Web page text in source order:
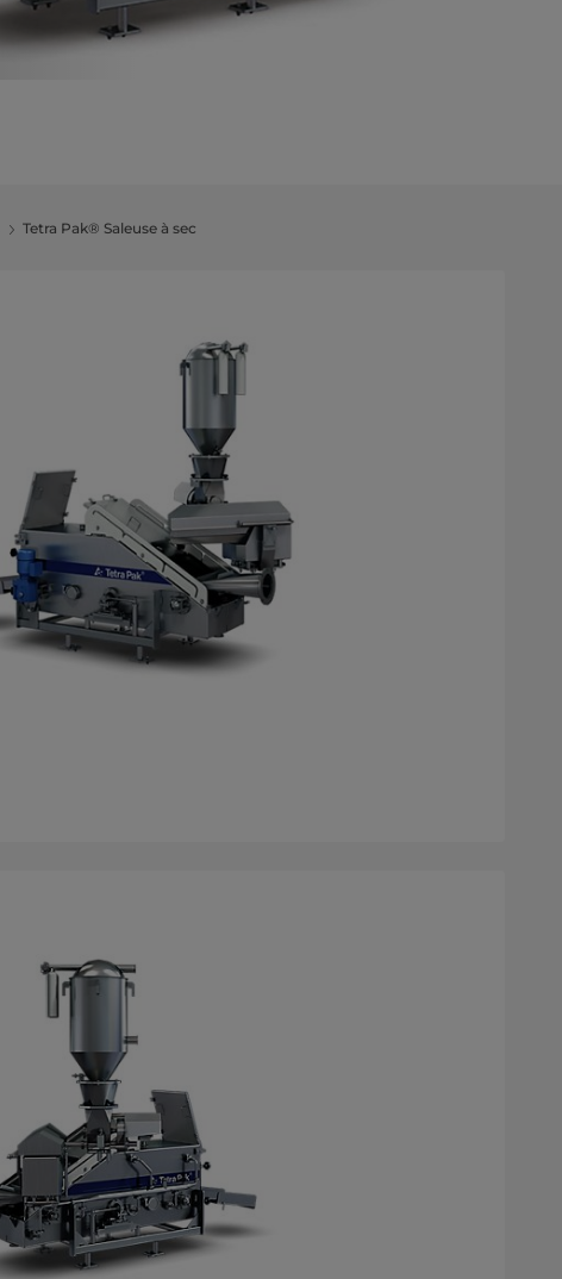
Tetra Pak® Saleuse à sec